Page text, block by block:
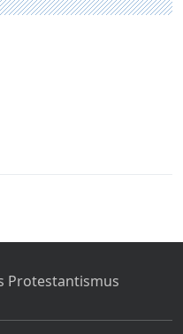
Protestantismus